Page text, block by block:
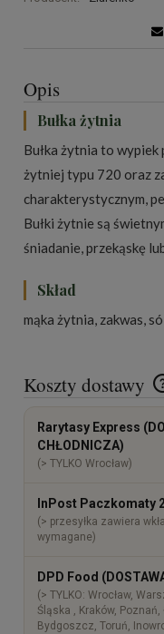
Opis
Bułka żytnia
Bułka żytnia to
żytniej typu 720 oraz
charakterystycznym,
Bułki żytnie są
śniadanie, przekąskę
Skład
mąka żytnia, zakwas,
Koszty dostawy
Cena nie zawiera
Rarytasy Express
CHŁODNICZA)
(> TYLKO Wrocław)
InPost Paczkomaty
(> przesyłka zawiera
wymagane)
DPD Food
(> TYLKO: Wrocław,
Śląska , Kraków,
Bydgoszcz, Toruń,